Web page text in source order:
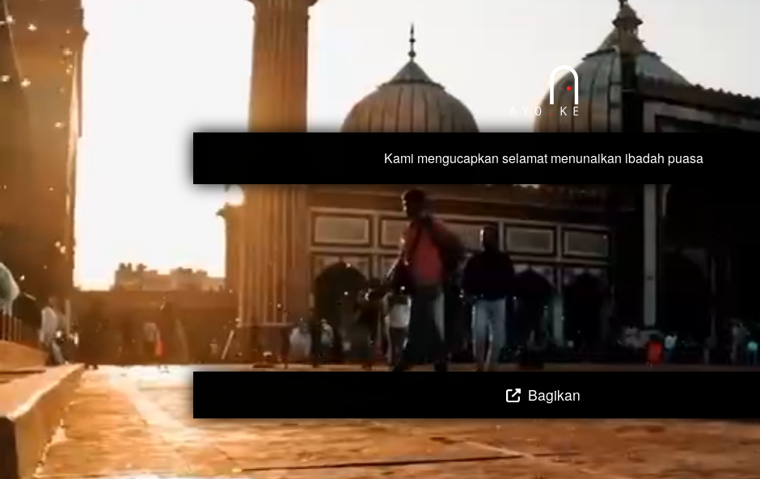
Kami mengucapkan selamat menunaikan ibadah puasa
Bagikan